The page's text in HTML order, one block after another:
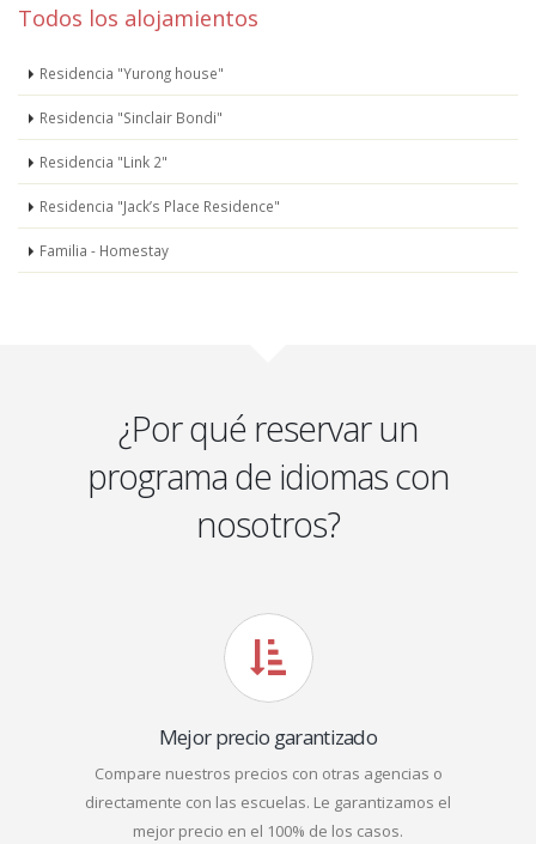
Todos los alojamientos
Residencia "Yurong house"
Residencia "Sinclair Bondi"
Residencia "Link 2"
Residencia "Jack’s Place Residence"
Familia - Homestay
¿Por qué reservar un
programa de idiomas con
nosotros?
Mejor precio garantizado
Compare nuestros precios con otras agencias o
directamente con las escuelas. Le garantizamos el
mejor precio en el 100% de los casos.